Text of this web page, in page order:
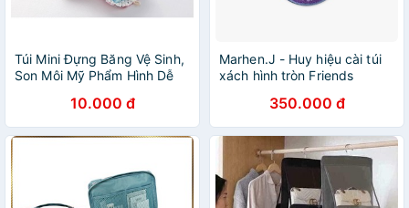
Túi Mini Đựng Băng Vệ Sinh,
Son Môi Mỹ Phẩm Hình Dễ
10.000 đ
Marhen.J - Huy hiệu cài túi
xách hình tròn Friends
350.000 đ